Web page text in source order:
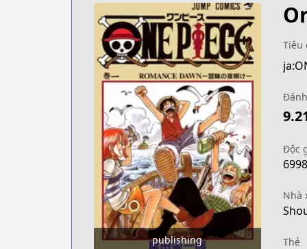
publishing
Tiêu
Độc
Nhà
Thẻ